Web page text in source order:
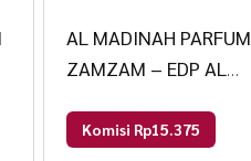
AL MADINAH PARFUM
ZAMZAM – EDP AL
50ml Haramain Oud
Komisi Rp15.375